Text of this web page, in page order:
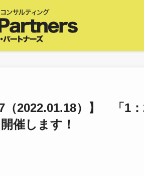
（2022.01.18）】 「1
催します！